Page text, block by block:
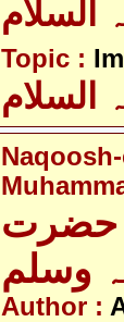
Topic :
السلام
حضرت
وسلم
Author :